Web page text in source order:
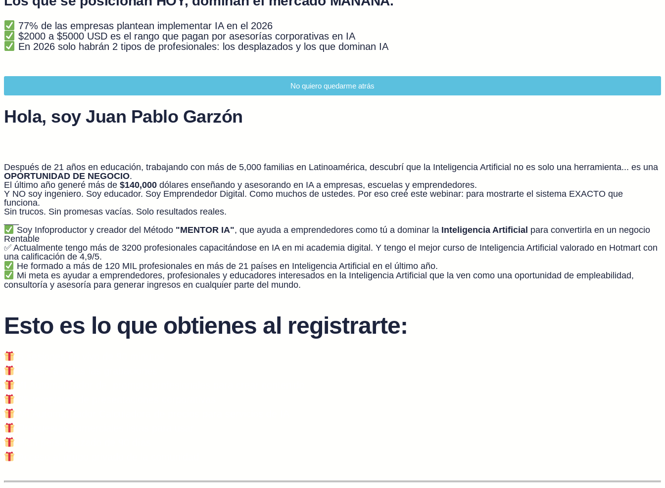
77% de las empresas plantean implementar IA en el 2026
$2000 a $5000 USD es el rango que pagan por asesorías corporativas en IA
En 2026 solo habrán 2 tipos de profesionales: los desplazados y los que dominan IA
No quiero quedarme atrás
Hola, soy Juan Pablo Garzón
Después de 21 años en educación, trabajando con más de 5,000 familias en Latinoamérica, descubrí que la Inteligencia Artificial no es solo una herramienta... es una
OPORTUNIDAD DE NEGOCIO.
El último año generé más de $140,000 dólares enseñando y asesorando en IA a empresas, escuelas y emprendedores.
Y NO soy ingeniero. Soy educador. Soy Emprendedor Digital. Como muchos de ustedes. Por eso creé este webinar: para mostrarte el sistema EXACTO que
funciona.
Sin trucos. Sin promesas vacías. Solo resultados reales.
Soy Infoproductor y creador del Método "MENTOR IA", que ayuda a emprendedores como tú a dominar la Inteligencia Artificial para convertirla en un negocio
Rentable
✅ Actualmente tengo más de 3200 profesionales capacitándose en IA en mi academia digital. Y tengo el mejor curso de Inteligencia Artificial valorado en Hotmart con
una calificación de 4,9/5.
He formado a más de 120 MIL profesionales en más de 21 países en Inteligencia Artificial en el último año.
Mi meta es ayudar a emprendedores, profesionales y educadores interesados en la Inteligencia Artificial que la ven como una oportunidad de empleabilidad,
consultoría y asesoría para generar ingresos en cualquier parte del mundo.
Esto es lo que obtienes al registrarte: